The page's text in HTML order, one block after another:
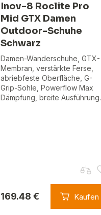
Inov-8 Roclite Pro
Mid GTX Damen
Outdoor-Schuhe
Schwarz
Damen-Wanderschuhe, GTX-
Membran, verstärkte Ferse,
abriebfeste Oberfläche, G-
Grip-Sohle, Powerflow Max
Dämpfung, breite Ausführung.
169.48 € Kaufen